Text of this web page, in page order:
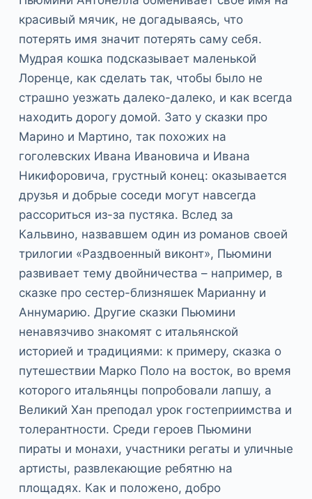
красивый мячик, не догадываясь, что
потерять имя значит потерять саму себя.
Мудрая кошка подсказывает маленькой
Лоренце, как сделать так, чтобы было не
страшно уезжать далеко-далеко, и как всегда
находить дорогу домой. Зато у сказки про
Марино и Мартино, так похожих на
гоголевских Ивана Ивановича и Ивана
Никифоровича, грустный конец: оказывается
друзья и добрые соседи могут навсегда
рассориться из-за пустяка. Вслед за
Кальвино, назвавшем один из романов своей
трилогии «Раздвоенный виконт», Пьюмини
развивает тему двойничества – например, в
сказке про сестер-близняшек Марианну и
Аннумарию. Другие сказки Пьюмини
ненавязчиво знакомят с итальянской
историей и традициями: к примеру, сказка о
путешествии Марко Поло на восток, во время
которого итальянцы попробовали лапшу, а
Великий Хан преподал урок гостеприимства и
толерантности. Среди героев Пьюмини
пираты и монахи, участники регаты и уличные
артисты, развлекающие ребятню на
площадях. Как и положено, добро